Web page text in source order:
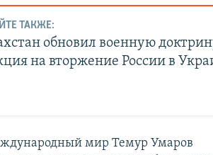
ТАКЖЕ:
обновил военную
на вторжение России в
мир Темур Умаров